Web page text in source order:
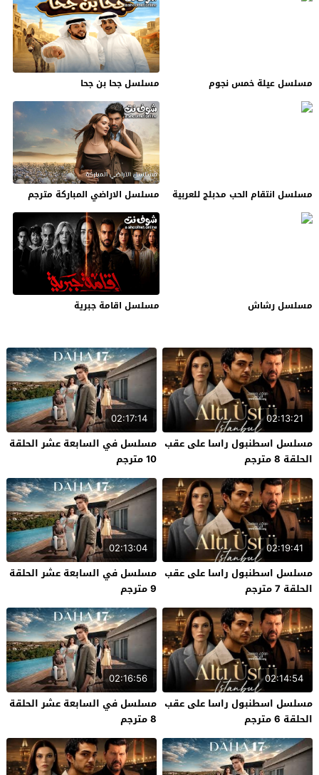
مسلسل عيلة خمس نجوم مسلسل جحا بن جحا
مسلسل انتقام الحب مدبلج للعربية مسلسل الاراضي المباركة مترجم
مسلسل رشاش مسلسل اقامة جبرية
02:13:21
مسلسل اسطنبول راسا على عقب
الحلقة 8 مترجم
02:17:14
مسلسل في السابعة عشر الحلقة
10 مترجم
02:19:41
مسلسل اسطنبول راسا على عقب
الحلقة 7 مترجم
02:13:04
مسلسل في السابعة عشر الحلقة
9 مترجم
02:14:54
مسلسل اسطنبول راسا على عقب
الحلقة 6 مترجم
02:16:56
مسلسل في السابعة عشر الحلقة
8 مترجم